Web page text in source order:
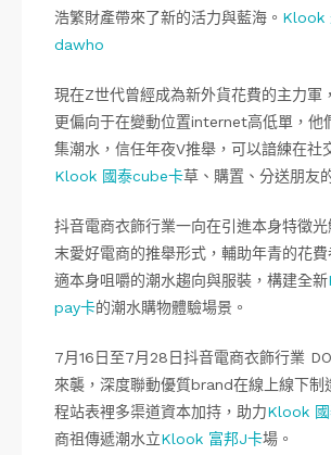
浩繁財產帶來了新的活力與藍海。 Klook
dawho
現在Z世代曾經成為新外貨花費的主力軍
更偏向于在變動位置internet高低單，他
集潮水，信任年夜V推舉，可以諳練在社
Klook 國泰cube卡草、購置、分送朋友
抖音電商衣飾行業一向在引進本身特徵
末愛好電商的推舉形式，輔助年青的花
適本身咀嚼的潮水趨向與服裝，構建全新
pay卡的潮水購物體驗場景。
7月16日至7月28日抖音電商衣飾行業
來襲，深度聯動優質brand在線上線下制
程站表裡多渠道資本加持，助力Klook
商祖傳遞潮水立Klook 富邦J卡場。